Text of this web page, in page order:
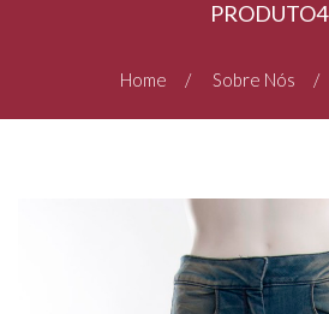
PRODUTO4
Home Sobre Nós